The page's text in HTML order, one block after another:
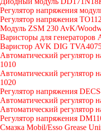
Регулятор напряжения
Регулятор напряжения
Модуль ZSM 230 AvK/
Варисторы для генераторов
Варистор AVK DIG
Автоматический
1010
Автоматический
1020
Регулятор напряжения
Автоматический регулятор
Автоматический регулятор
Регулятор напряжения
Смазка Mobil/Esso Grease